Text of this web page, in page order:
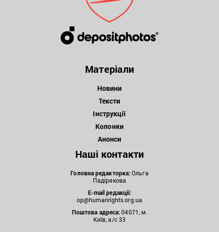
Матеріали
Новини
Тексти
Інструкції
Колонки
Анонси
Наші контакти
Головна редакторка:Ольга
Падірякова
E-mail редакції:
op@humanrights.org.ua
Поштова адреса:04071, м.
Київ, а/с 33